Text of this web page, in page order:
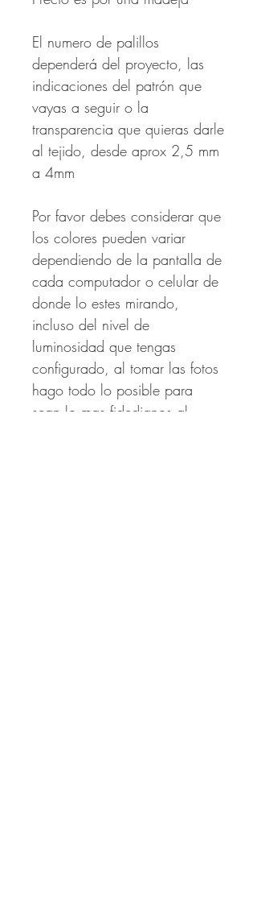
El numero de palillos
dependerá del proyecto, las
indicaciones del patrón que
vayas a seguir o la
transparencia que quieras darle
al tejido, desde aprox 2,5 mm
a 4mm
Por favor debes considerar que
los colores pueden variar
dependiendo de la pantalla de
cada computador o celular de
donde lo estes mirando,
incluso del nivel de
luminosidad que tengas
configurado, al tomar las fotos
hago todo lo posible para
sean lo mas fidedignos al